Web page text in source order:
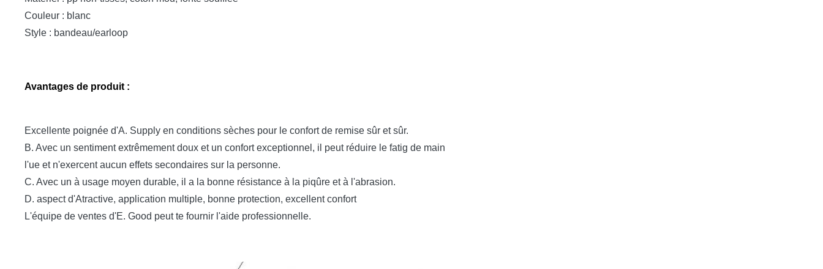
Couleur : blanc
Style : bandeau/earloop
Avantages de produit :
Excellente poignée d'A. Supply en conditions sèches pour le confort de remise sûr et sûr.
B. Avec un sentiment extrêmement doux et un confort exceptionnel, il peut réduire le fatig de main
l'ue et n'exercent aucun effets secondaires sur la personne.
C. Avec un à usage moyen durable, il a la bonne résistance à la piqûre et à l'abrasion.
D. aspect d'Atractive, application multiple, bonne protection, excellent confort
L'équipe de ventes d'E. Good peut te fournir l'aide professionnelle.